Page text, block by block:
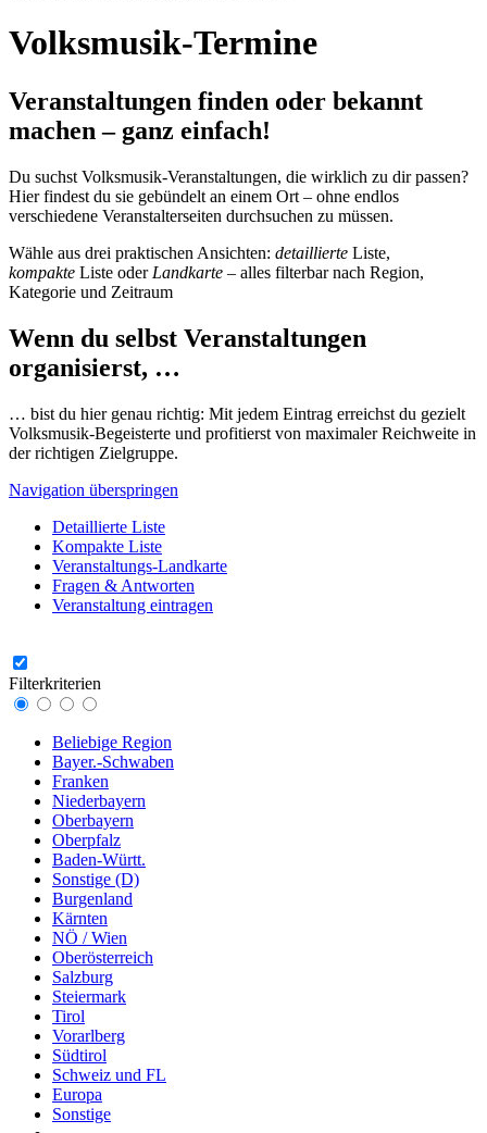
Volksmusik-Termine
Veranstaltungen finden oder bekannt
machen – ganz einfach!
Du suchst Volksmusik-Veranstaltungen, die wirklich zu dir passen?
Hier findest du sie gebündelt an einem Ort – ohne endlos
verschiedene Veranstalterseiten durchsuchen zu müssen.
Wähle aus drei praktischen Ansichten: detaillierte Liste,
kompakte Liste oder Landkarte – alles filterbar nach Region,
Kategorie und Zeitraum
Wenn du selbst Veranstaltungen
organisierst, …
… bist du hier genau richtig: Mit jedem Eintrag erreichst du gezielt
Volksmusik-Begeisterte und profitierst von maximaler Reichweite in
der richtigen Zielgruppe.
Navigation überspringen
Detaillierte Liste
Kompakte Liste
Veranstaltungs-Landkarte
Fragen & Antworten
Veranstaltung eintragen
Filterkriterien
Beliebige Region
Bayer.-Schwaben
Franken
Niederbayern
Oberbayern
Oberpfalz
Baden-Württ.
Sonstige (D)
Burgenland
Kärnten
NÖ / Wien
Oberösterreich
Salzburg
Steiermark
Tirol
Vorarlberg
Südtirol
Schweiz und FL
Europa
Sonstige